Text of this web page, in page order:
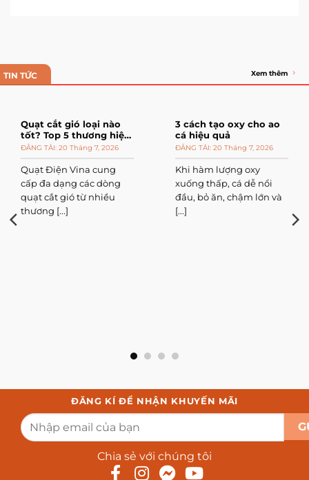
TIN TỨC Xem thêm
Quạt cắt gió loại nào
tốt? Top 5 thương hiệu
đáng mua20 Tháng 7, 2026
Quạt Điện Vina cung
cấp đa dạng các dòng
quạt cắt gió từ nhiều
thương [...]
3 cách tạo oxy cho ao
cá hiệu quả
20 Tháng 7, 2026
Khi hàm lượng oxy
xuống thấp, cá dễ nổi
đầu, bỏ ăn, chậm lớn và
[...]
ĐĂNG KÍ ĐỂ NHẬN KHUYẾN MÃI
Chia sẻ với chúng tôi